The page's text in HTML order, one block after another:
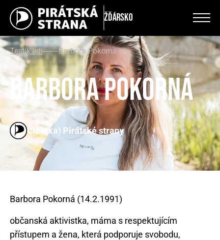
Žďársko
Testík lidi Barbora Pokorná
Barbora Pokorná
Člen(ka) Pirátské strany
občanská aktivistka, máma s respektujícím
přístupem a žena, která podporuje svobodu,